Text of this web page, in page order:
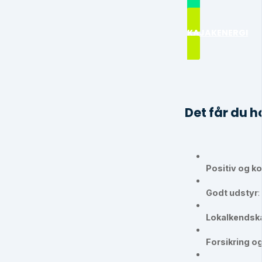
KAJAKENERGI
Det får du
Positiv og
Godt udstyr
Forsikring